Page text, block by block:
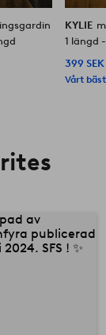
KYLIE
1 längd
399 SEK
Vårt